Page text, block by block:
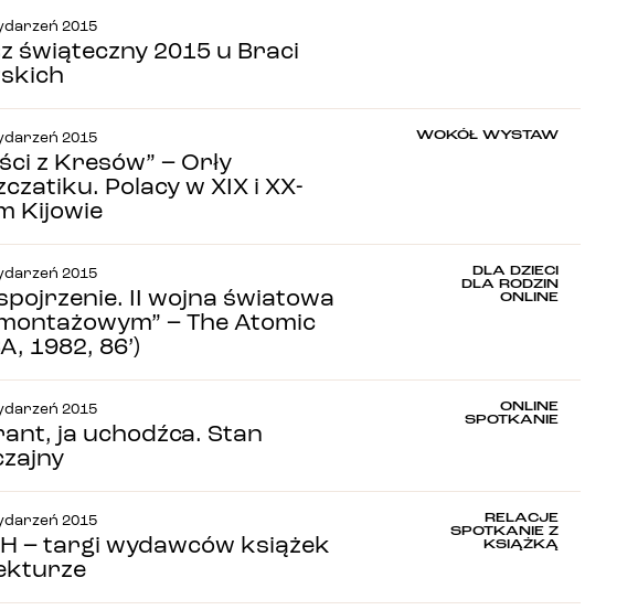
2015
świąteczny 2015 u Braci
2015
z Kresów” – Orły
Polacy w XIX i XX-
Kijowie
WOKÓŁ WYSTAW
2015
II wojna światowa
– The Atomic
1982, 86’)
DLA DZIECI
DLA RODZIN
ONLINE
2015
ja uchodźca. Stan
ONLINE
SPOTKANIE
2015
– targi wydawców książek
RELACJE
SPOTKANIE Z
KSIĄŻKĄ